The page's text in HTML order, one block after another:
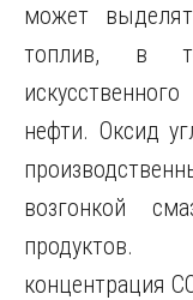
может
топлив, в
нефти. Оксид
возгонкой
продуктов.
концентрация